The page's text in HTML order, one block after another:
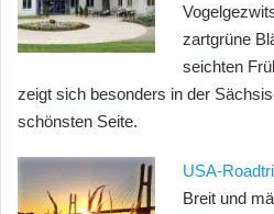
zartgrüne
seichten
zeigt sich besonders in der
schönsten Seite.
USA-
Breit und